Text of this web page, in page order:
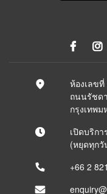
ห้องเลขที่
ถนนรัชด
กรุงเทพ
เปิดบริก
(หยุดทุก
+66 2